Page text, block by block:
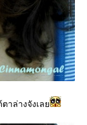
ตาล่างจังเล